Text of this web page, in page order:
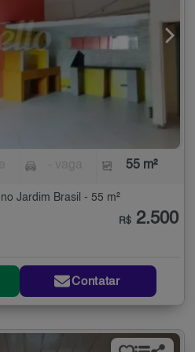
55 m²
Jardim Brasil - 55 m²
R$ 2.500
Contatar